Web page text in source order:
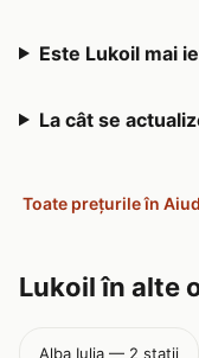
Este Lukoil mai
La cât se
Toate prețurile în Aiud
Lukoil în alte
Alba Iulia — 2 stații